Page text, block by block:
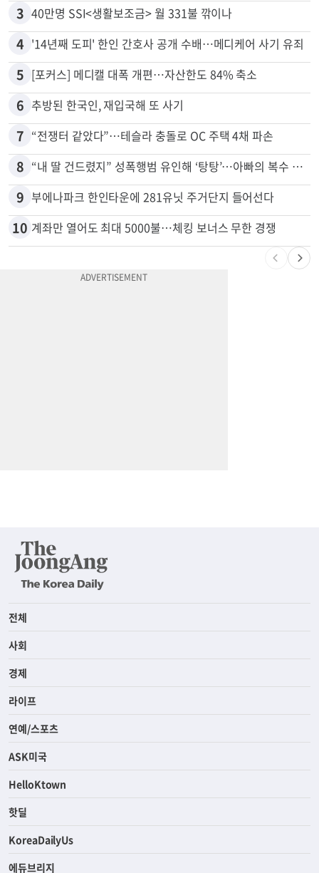
2 “로또, 이 번호 찍지 마라” 물리학자의 당첨금 높이는 비밀
3 40만명 SSI<생활보조금> 월 331불 깎이나
4 '14년째 도피' 한인 간호사 공개 수배…메디케어 사기 유죄
5 [포커스] 메디캘 대폭 개편…자산한도 84% 축소
6 추방된 한국인, 재입국해 또 사기
7 “전쟁터 같았다”…테슬라 충돌로 OC 주택 4채 파손
8
9 부에나파크 한인타운에 281유닛 주거단지 들어선다
계좌만 열어도 최대 5000불…체킹 보너스 무한 경쟁
전체
사회
경제
라이프
연예/스포츠
ASK미국
HelloKtown
핫딜